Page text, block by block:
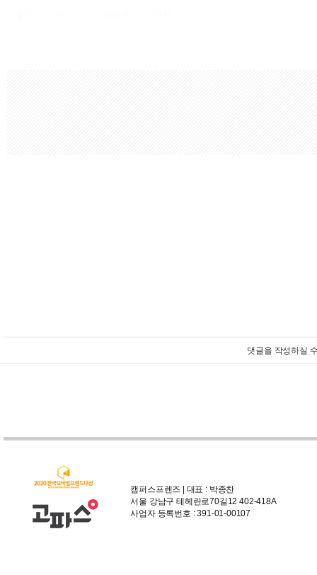
댓글을 작성하실
캠퍼스프렌즈 | 대표 : 박종찬
서울 강남구 테헤란로70길12 402-418A
사업자 등록번호 : 391-01-00107